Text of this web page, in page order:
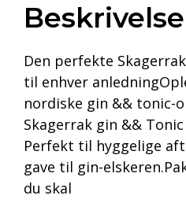
Beskrivelse
Den perfekte
til enhver
nordiske gin && tonic-
Skagerrak gin &&
Perfekt til hyggelige
gave til gin-
du skal